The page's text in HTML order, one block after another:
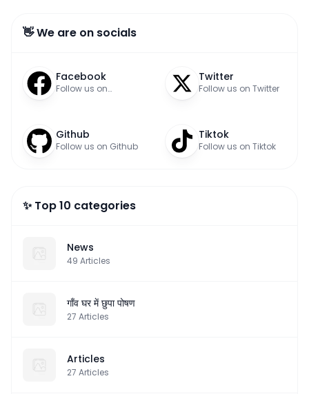
👋 We are on socials
Facebook
Follow us on
Twitter
Follow us on Twitter
Github
Follow us on Github
Tiktok
Follow us on Tiktok
✨ Top 10 categories
News
49 Articles
गाँव घर में छुपा पोषण
27 Articles
Articles
27 Articles